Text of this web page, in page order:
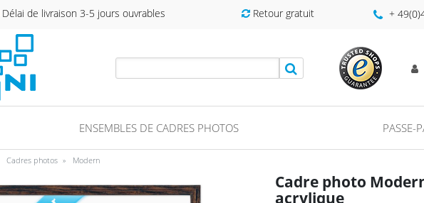
Délai de livraison 3-5 jours ouvrables Retour gratuit +
ENSEMBLES DE CADRES PHOTOS PASSE-
Cadres photos Modern
Cadre photo
acrylique